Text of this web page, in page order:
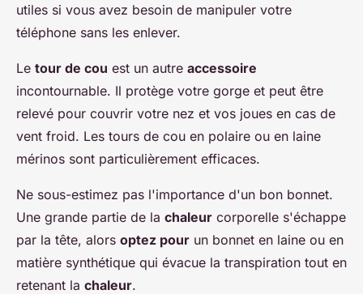
utiles si vous avez besoin de manipuler votre
téléphone sans les enlever.
Le tour de cou est un autre accessoire
incontournable. Il protège votre gorge et peut être
relevé pour couvrir votre nez et vos joues en cas de
vent froid. Les tours de cou en polaire ou en laine
mérinos sont particulièrement efficaces.
Ne sous-estimez pas l'importance d'un bon bonnet.
Une grande partie de la chaleur corporelle s'échappe
par la tête, alors optez pour un bonnet en laine ou en
matière synthétique qui évacue la transpiration tout en
retenant la chaleur.